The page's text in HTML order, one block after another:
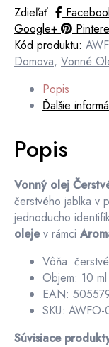
Zdieľať:
Google+
Kód produktu:
Domova, Vonné
Popis
Ďalšie
Popis
Vonný olej
čerstvého jablka v
jednoducho
olejev rámci
Vôňa:
Objem: 10 ml
EAN:
SKU: AWFO-
Súvisiace